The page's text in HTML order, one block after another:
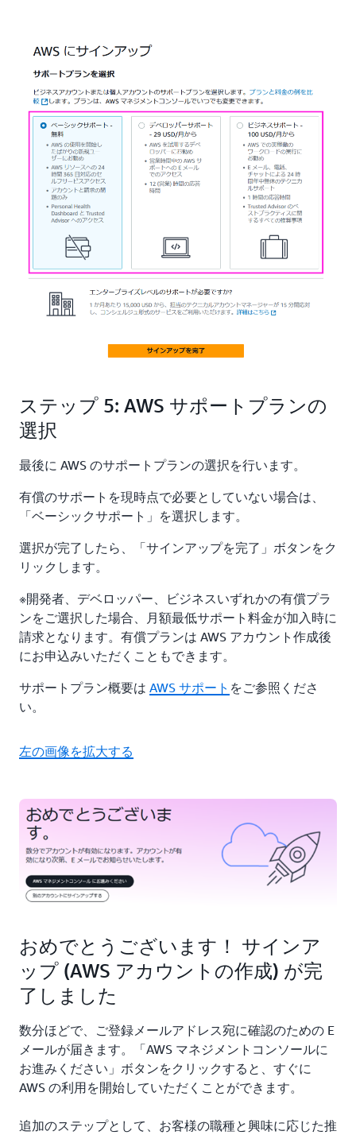
ステップ 5: AWS サポートプランの
選択
最後に AWS のサポートプランの選択を行います。
有償のサポートを現時点で必要としていない場合は、
「ベーシックサポート」を選択します。
選択が完了したら、「サインアップを完了」ボタンをク
リックします。
※開発者、デベロッパー、ビジネスいずれかの有償プラ
ンをご選択した場合、月額最低サポート料金が加入時に
請求となります。有償プランは AWS アカウント作成後
にお申込みいただくこともできます。
サポートプラン概要は AWS サポート をご参照くださ
い。
左の画像を拡大する
おめでとうございます！ サインア
ップ (AWS アカウントの作成) が完
了しました
数分ほどで、ご登録メールアドレス宛に確認のための E
メールが届きます。「AWS マネジメントコンソールに
お進みください」ボタンをクリックすると、すぐに
AWS の利用を開始していただくことができます。
追加のステップとして、お客様の職種と興味に応じた推